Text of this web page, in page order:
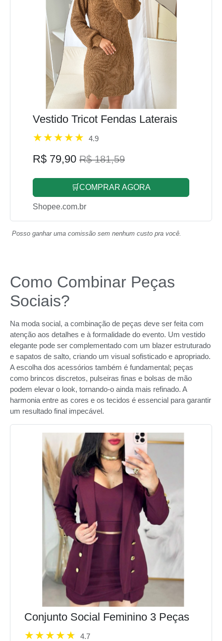
Vestido Tricot Fendas Laterais
4.9
R$ 79,90 R$ 181,59
🛒COMPRAR AGORA
Shopee.com.br
Posso ganhar uma comissão sem nenhum custo pra você.
Como Combinar Peças
Sociais?
Na moda social, a combinação de peças deve ser feita com
atenção aos detalhes e à formalidade do evento. Um vestido
elegante pode ser complementado com um blazer estruturado
e sapatos de salto, criando um visual sofisticado e apropriado.
A escolha dos acessórios também é fundamental; peças
como brincos discretos, pulseiras finas e bolsas de mão
podem elevar o look, tornando-o ainda mais refinado. A
harmonia entre as cores e os tecidos é essencial para garantir
um resultado final impecável.
Conjunto Social Feminino 3 Peças
4.7